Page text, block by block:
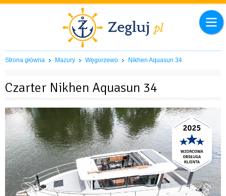
Strona główna Mazury Węgorzewo Nikhen Aquasun 34
Czarter Nikhen Aquasun 34